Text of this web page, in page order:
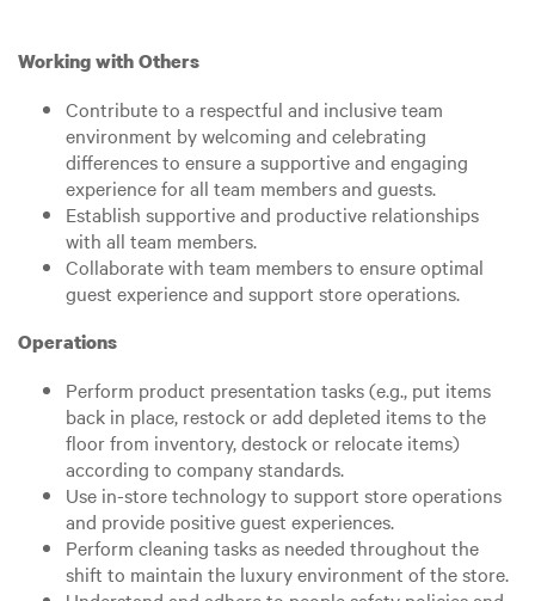
Working with Others
Contribute to a respectful and inclusive team
environment by welcoming and celebrating
differences to ensure a supportive and engaging
experience for all team members and guests.
Establish supportive and productive relationships
with all team members.
Collaborate with team members to ensure optimal
guest experience and support store operations.
Operations
Perform product presentation tasks (e.g., put items
back in place, restock or add depleted items to the
floor from inventory, destock or relocate items)
according to company standards.
Use in-store technology to support store operations
and provide positive guest experiences.
Perform cleaning tasks as needed throughout the
shift to maintain the luxury environment of the store.